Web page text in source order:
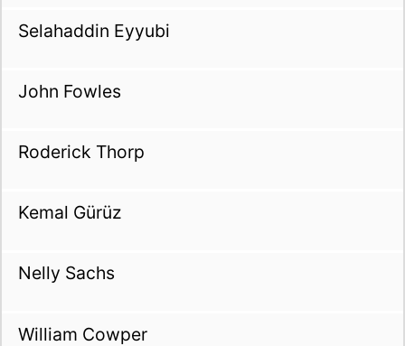
Selahaddin Eyyubi
John Fowles
Roderick Thorp
Kemal Gürüz
Nelly Sachs
William Cowper